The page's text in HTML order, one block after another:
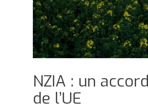
NZIA : un
de l’UE